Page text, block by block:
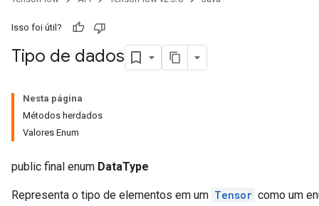
Isso foi útil?
Tipo de dados
Nesta página
Métodos herdados
Valores Enum
public final enum DataType
Representa o tipo de elementos em um Tensor como um